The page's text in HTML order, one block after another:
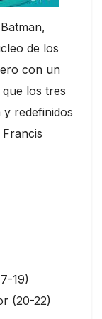
de los
con un
los tres
redefinidos
19)
(20-22)